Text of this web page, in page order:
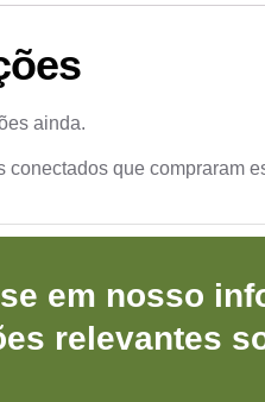
ainda.
conectados que compraram
em nosso
relevantes